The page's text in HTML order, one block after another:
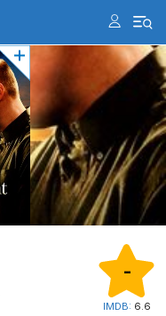
-
IMDB: 6.6